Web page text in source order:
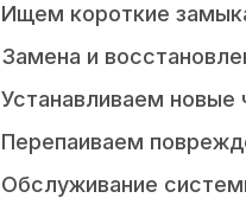
Ищем короткие
Замена и
Устанавливаем
Перепаиваем
Обслуживание